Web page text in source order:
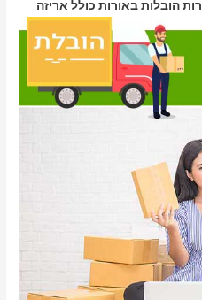
הובלות באורות כולל אריזה